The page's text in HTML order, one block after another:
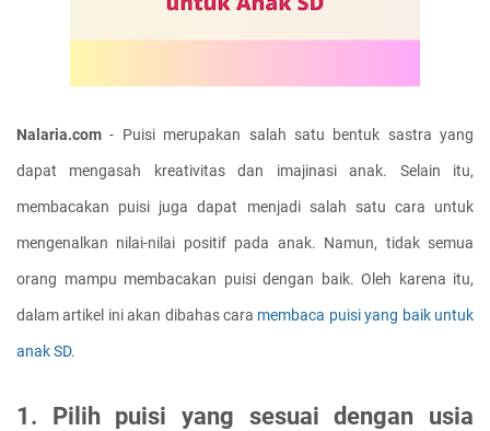
Nalaria.com - Puisi merupakan salah satu bentuk sastra yang
dapat mengasah kreativitas dan imajinasi anak. Selain itu,
membacakan puisi juga dapat menjadi salah satu cara untuk
mengenalkan nilai-nilai positif pada anak. Namun, tidak semua
orang mampu membacakan puisi dengan baik. Oleh karena itu,
dalam artikel ini akan dibahas cara membaca puisi yang baik untuk
anak SD.
1. Pilih puisi yang sesuai dengan usia